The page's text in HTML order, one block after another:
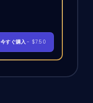
今すぐ購入- $7.50